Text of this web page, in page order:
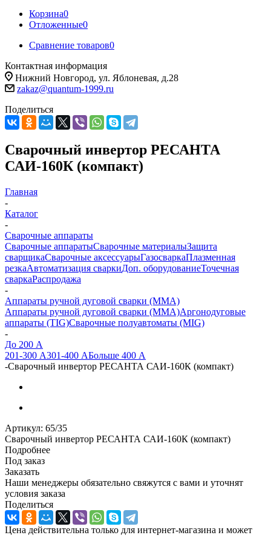
Корзина0
Отложенные0
Сравнение товаров0
Контактная информация
Нижний Новгород, ул. Яблоневая, д.28
zakaz@quantum-1999.ru
Поделиться
Сварочный инвертор РЕСАНТА
САИ-160К (компакт)
Главная
-
Каталог
-
Сварочные аппараты
Сварочные аппаратыСварочные материалыЗащита
сварщикаСварочные аксессуарыГазосваркаПлазменная
резкаАвтоматизация сваркиДоп. оборудованиеТочечная
сваркаРаспродажа
-
Аппараты ручной дуговой сварки (MMA)
Аппараты ручной дуговой сварки (MMA)Аргонодуговые
аппараты (TIG)Сварочные полуавтоматы (MIG)
-
До 200 А
201-300 А301-400 АБольше 400 А
-Сварочный инвертор РЕСАНТА САИ-160К (компакт)
Артикул: 65/35
Сварочный инвертор РЕСАНТА САИ-160К (компакт)
Подробнее
Под заказ
Заказать
Наши менеджеры обязательно свяжутся с вами и уточнят
условия заказа
Поделиться
Цена действительна только для интернет-магазина и может